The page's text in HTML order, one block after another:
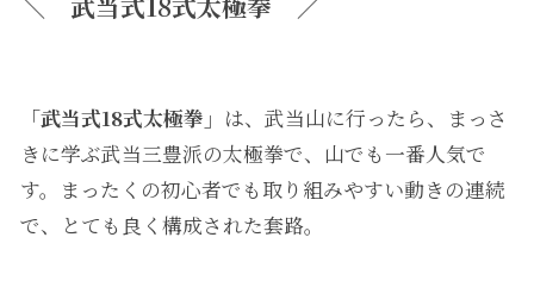
「武当式18式太極拳 」 は、武当山に行ったら、まっさ
きに学ぶ武当三豊派の太極拳で、山でも一番人気で
す。まったくの初心者でも取り組みやすい動きの連続
で、とても良く構成された套路。